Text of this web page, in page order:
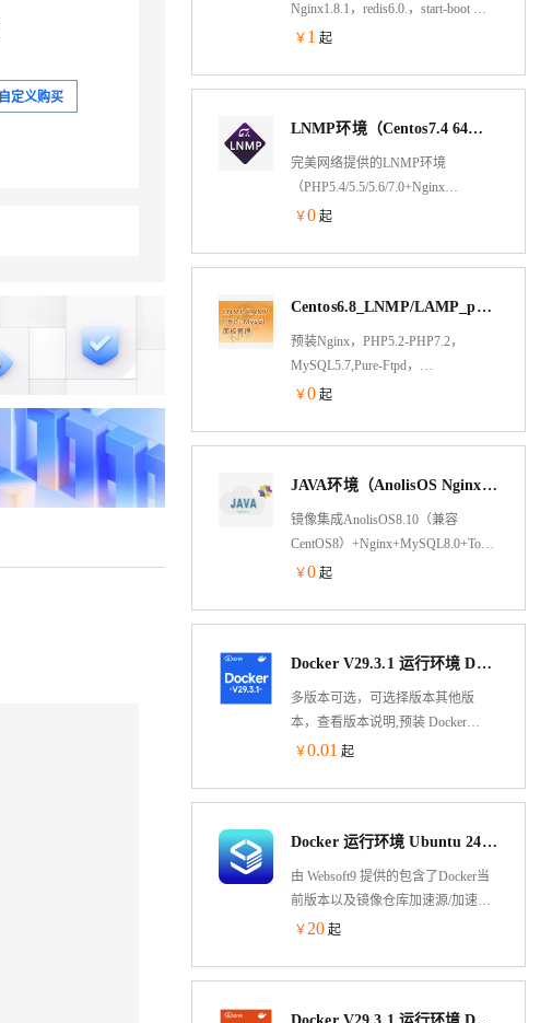
自定义购买
Nginx1.8.1，redis6.0.，start-boot 安
全服务：基于阿里云ces，系统优
￥ 1 起
LNMP环境（Centos7.4 64位 Nginx PHP5.6）
完美网络提供的LNMP环境
（PHP5.4/5.5/5.6/7.0+Nginx
1.8.1+Mysql 5.5.5）基于阿里云纯净
￥0 起
Centos6.8_LNMP/LAMP_php5.2-php7.2自由切换_Mysql_宝塔面板管理
预装Nginx，PHP5.2-PHP7.2，
MySQL5.7,Pure-Ftpd，
phpMyAdmin，宝塔面板管理，轻松
￥0 起
JAVA环境（AnolisOS Nginx Tomcat8 JDK）
镜像集成AnolisOS8.10（兼容
CentOS8）
Nginx处理静态资源，Tomcat以apr模
￥0 起
Docker V29.3.1 运行环境 Docker-compose Aliyun Linux 3 LTS 64位
多版本可选，可选择版本其他版
本，查看版本说明,预装 Docker
V29.3.1 运行环境 Docker-compose
署，快速部署维护。允许实例简
单、快速地扩展。
￥0.01 起
Docker 运行环境 Ubuntu 24.04（含可视化面板）
由 Websoft9 提供的包含了Docker当
前版本以及镜像仓库加速源/加速器
的 Ubuntu 镜像，预装可视化 Docker
￥ 20 起